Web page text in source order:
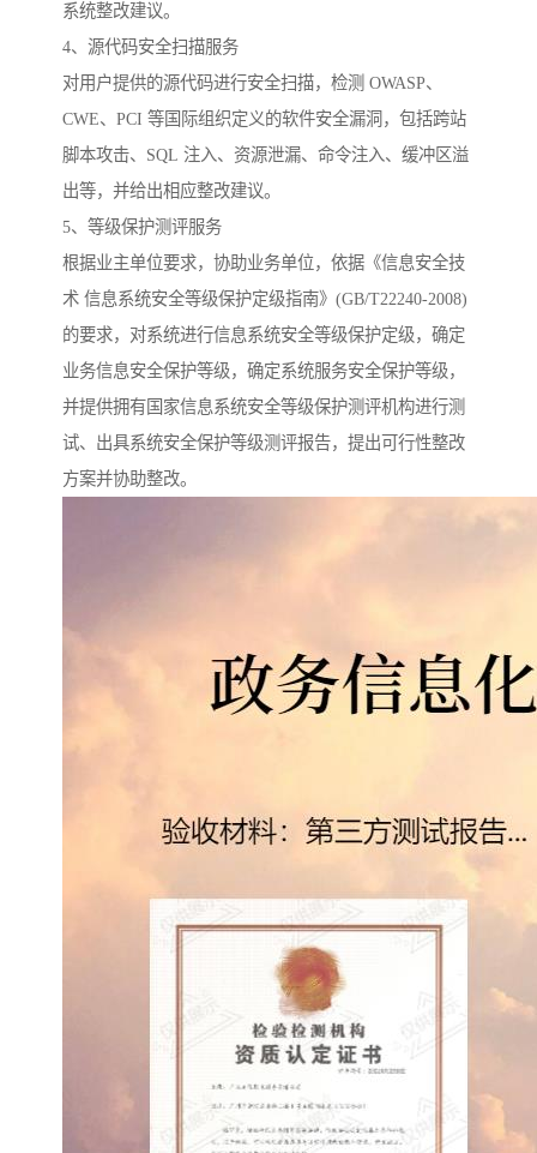
系统整改建议。
4、源代码安全扫描服务
对用户提供的源代码进行安全扫描，检测 OWASP、
CWE、PCI 等国际组织定义的软件安全漏洞，包括跨站
脚本攻击、SQL 注入、资源泄漏、命令注入、缓冲区溢
出等，并给出相应整改建议。
5、等级保护测评服务
根据业主单位要求，协助业务单位，依据《信息安全技
术 信息系统安全等级保护定级指南》(GB/T22240-2008)
的要求，对系统进行信息系统安全等级保护定级，确定
业务信息安全保护等级，确定系统服务安全保护等级，
并提供拥有国家信息系统安全等级保护测评机构进行测
试、出具系统安全保护等级测评报告，提出可行性整改
方案并协助整改。